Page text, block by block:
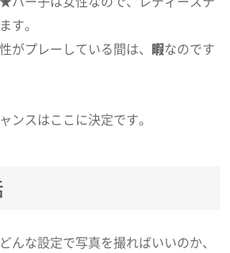
す。
プレーしている間は、 暇なのです
ンスはここに決定です。
んな設定で写真を撮ればいいのか、